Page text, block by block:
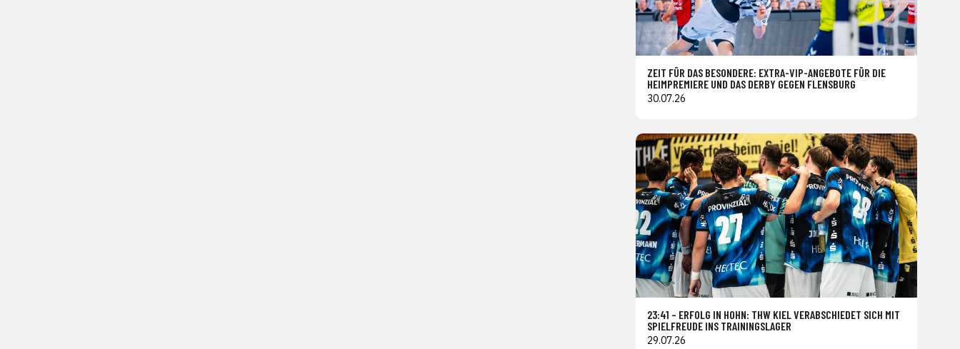
ZEIT FÜR DAS BESONDERE: EXTRA-VIP-ANGEBOTE FÜR DIE
HEIMPREMIERE UND DAS DERBY GEGEN FLENSBURG
30.07.26
23:41 – ERFOLG IN HOHN: THW KIEL VERABSCHIEDET SICH MIT
SPIELFREUDE INS TRAININGSLAGER
29.07.26